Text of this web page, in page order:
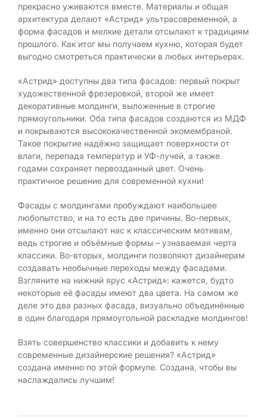
прекрасно уживаются вместе. Материалы и общая
архитектура делают «Астрид» ультрасовременной, а
форма фасадов и мелкие детали отсылают к традициям
прошлого. Как итог мы получаем кухню, которая будет
выгодно смотреться практически в любых интерьерах.
«Астрид» доступны два типа фасадов: первый покрыт
художественной фрезеровкой, второй же имеет
декоративные молдинги, выложенные в строгие
прямоугольники. Оба типа фасадов создаются из МДФ
и покрываются высококачественной экомембраной.
Такое покрытие надёжно защищает поверхности от
влаги, перепада температур и УФ-лучей, а также
годами сохраняет первозданный цвет. Очень
практичное решение для современной кухни!
Фасады с молдингами пробуждают наибольшее
любопытство, и на то есть две причины. Во-первых,
именно они отсылают нас к классическим мотивам,
ведь строгие и объёмные формы – узнаваемая черта
классики. Во-вторых, молдинги позволяют дизайнерам
создавать необычные переходы между фасадами.
Взгляните на нижний ярус «Астрид»: кажется, будто
некоторые её фасады имеют два цвета. На самом же
деле это два разных фасада, визуально объединённые
в один благодаря прямоугольной раскладке молдингов!
Взять совершенство классики и добавить к нему
современные дизайнерские решения? «Астрид»
создана именно по этой формуле. Создана, чтобы вы
наслаждались лучшим!